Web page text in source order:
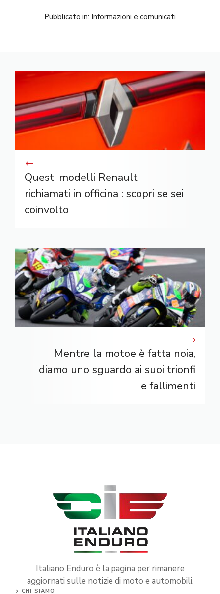
Pubblicato in: Informazioni e comunicati
Questi modelli Renault
richiamati in officina : scopri se sei
coinvolto
Mentre la motoe è fatta noia,
diamo uno sguardo ai suoi trionfi
e fallimenti
Italiano Enduro è la pagina per rimanere
aggiornati sulle notizie di moto e automobili.
CHI SIAMO